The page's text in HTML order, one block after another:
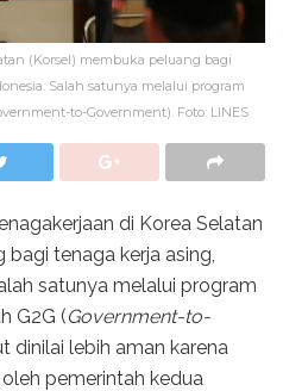
(Korsel) membuka peluang bagi
Salah satunya melalui program
to-Government). Foto: LINES
di Korea Selatan
tenaga kerja asing,
satunya melalui program
G2G (Government-to-
dinilai lebih aman karena
pemerintah kedua